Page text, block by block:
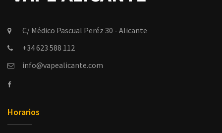
C/ Médico Pascual Peréz 30 - Alicante
+34 623 588 112
info@vapealicante.com
Horarios